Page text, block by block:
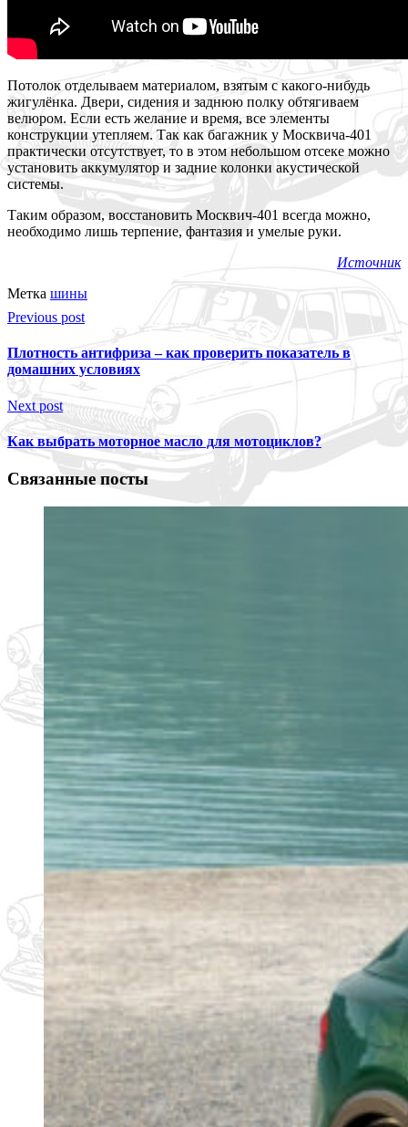
Потолок отделываем материалом, взятым с какого-нибудь
жигулёнка. Двери, сидения и заднюю полку обтягиваем
велюром. Если есть желание и время, все элементы
конструкции утепляем. Так как багажник у Москвича-401
практически отсутствует, то в этом небольшом отсеке можно
установить аккумулятор и задние колонки акустической
системы.
Таким образом, восстановить Москвич-401 всегда можно,
необходимо лишь терпение, фантазия и умелые руки.
Источник
Метка шины
Previous post
Плотность антифриза – как проверить показатель в
домашних условиях
Next post
Как выбрать моторное масло для мотоциклов?
Связанные посты